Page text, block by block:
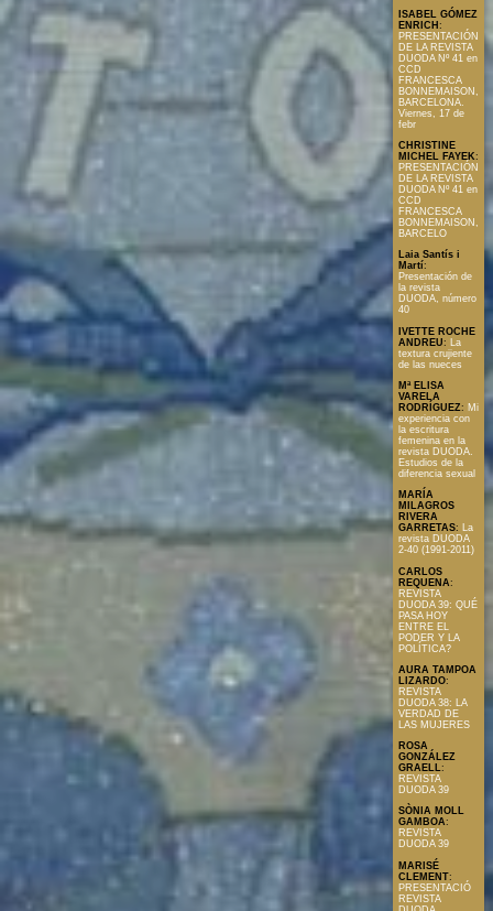
ISABEL GÓMEZ
ENRICH :
PRESENTACIÓN
DE LA REVISTA
DUODA Nº 41 en
CCD
FRANCESCA
BONNEMAISON,
BARCELONA.
Viernes, 17 de
febr
CHRISTINE
MICHEL FAYEK:
PRESENTACIÓN
DE LA REVISTA
DUODA Nº 41 en
CCD
FRANCESCA
BONNEMAISON,
BARCELO
Laia Santís i
Martí:
Presentación de
la revista
DUODA, número
40
IVETTE ROCHE
ANDREU:
La
textura crujiente
de las nueces
Mª ELISA
VARELA
RODRÍGUEZ: Mi
experiencia con
la escritura
femenina en la
revista DUODA.
Estudios de la
diferencia sexual
MARÍA
MILAGROS
RIVERA
GARRETAS: La
revista DUODA
2-40 (1991-2011)
CARLOS
REQUENA:
REVISTA
DUODA 39: QUÉ
PASA HOY
ENTRE EL
PODER Y LA
POLÍTICA?
AURA TAMPOA
LIZARDO:
REVISTA
DUODA 38: LA
VERDAD DE
LAS MUJERES
ROSA
GONZÁLEZ
GRAELL:
REVISTA
DUODA 39
SÒNIA MOLL
GAMBOA:
REVISTA
DUODA 39
MARISÉ
CLEMENT:
PRESENTACIÓ
REVISTA